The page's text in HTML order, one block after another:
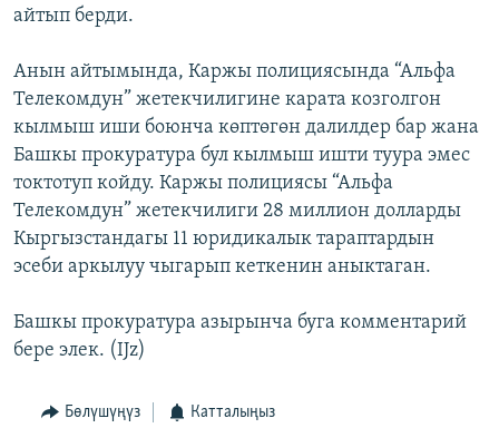
ЫҢГАЙСЫЗ СУРООЛОР
ЭЕ/АРнун бардык сайттары
айтып берди.
Анын айтымында, Каржы полициясында “Альфа
Телекомдун” жетекчилигине карата козголгон
кылмыш иши боюнча көптөгөн далилдер бар жана
Башкы прокуратура бул кылмыш ишти туура эмес
токтотуп койду. Каржы полициясы “Альфа
Телекомдун” жетекчилиги 28 миллион долларды
Кыргызстандагы 11 юридикалык тараптардын
эсеби аркылуу чыгарып кеткенин аныктаган.
Башкы прокуратура азырынча буга комментарий
бере элек. (IJz)
Бөлүшүңүз Катталыңыз